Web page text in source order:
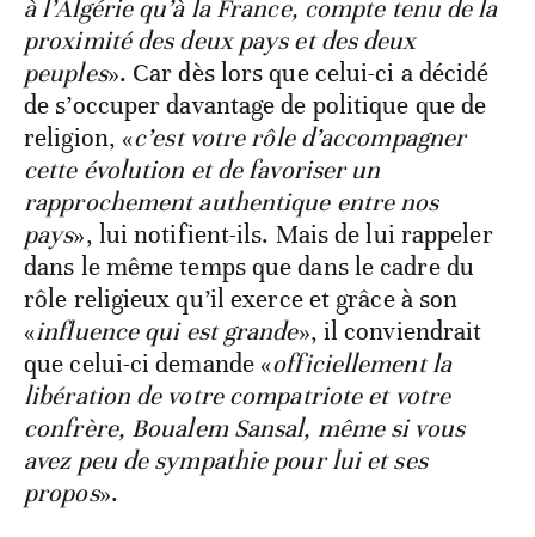
à l’Algérie qu’à la France, compte tenu de la
proximité des deux pays et des deux
peuples». Car dès lors que celui-ci a décidé
de s’occuper davantage de politique que de
religion, «c’est votre rôle d’accompagner
cette évolution et de favoriser un
rapprochement authentique entre nos
pays», lui notifient-ils. Mais de lui rappeler
dans le même temps que dans le cadre du
rôle religieux qu’il exerce et grâce à son
«influence qui est grande», il conviendrait
que celui-ci demande «officiellement la
libération de votre compatriote et votre
confrère, Boualem Sansal, même si vous
avez peu de sympathie pour lui et ses
propos».